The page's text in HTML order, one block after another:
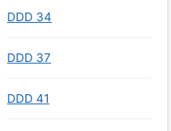
DDD 34
DDD 37
DDD 41